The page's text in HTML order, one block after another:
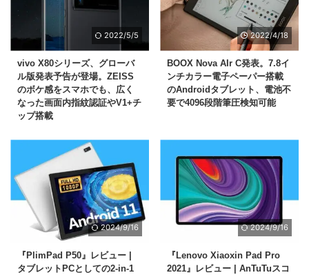
2022/5/5
vivo X80シリーズ、グローバ
ル版発表予告が登場。ZEISS
のボケ感をスマホでも、広く
なった画面内指紋認証やV1+チ
ップ搭載
2022/4/18
BOOX Nova AIr C発表。7.8イ
ンチカラー電子ペーパー搭載
のAndroidタブレット、電池不
要で4096段階筆圧検知可能
2024/9/16
『PlimPad P50』レビュー |
タブレットPCとしての2-in-1
2024/9/16
『Lenovo Xiaoxin Pad Pro
2021』レビュー | AnTuTuスコ